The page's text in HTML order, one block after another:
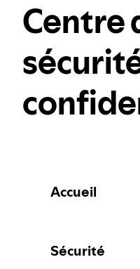
Centre
Accueil
Sécurité